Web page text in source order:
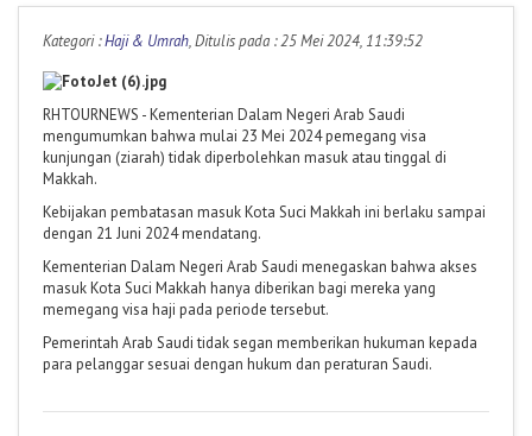
Kategori :Haji & Umrah, Ditulis pada : 25 Mei 2024, 11:39:52
RHTOURNEWS - Kementerian Dalam Negeri Arab Saudi
mengumumkan bahwa mulai 23 Mei 2024 pemegang visa
kunjungan (ziarah) tidak diperbolehkan masuk atau tinggal di
Makkah.
Kebijakan pembatasan masuk Kota Suci Makkah ini berlaku sampai
dengan 21 Juni 2024 mendatang.
Kementerian Dalam Negeri Arab Saudi menegaskan bahwa akses
masuk Kota Suci Makkah hanya diberikan bagi mereka yang
memegang visa haji pada periode tersebut.
Pemerintah Arab Saudi tidak segan memberikan hukuman kepada
para pelanggar sesuai dengan hukum dan peraturan Saudi.